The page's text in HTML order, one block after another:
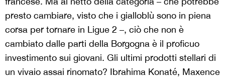
presto cambiare, visto che i gialloblù sono in piena
corsa per tornare in Ligue 2 –, ciò che non è
cambiato dalle parti della Borgogna è il proficuo
investimento sui giovani. Gli ultimi prodotti stellari di
un vivaio assai rinomato? Ibrahima Konaté, Maxence